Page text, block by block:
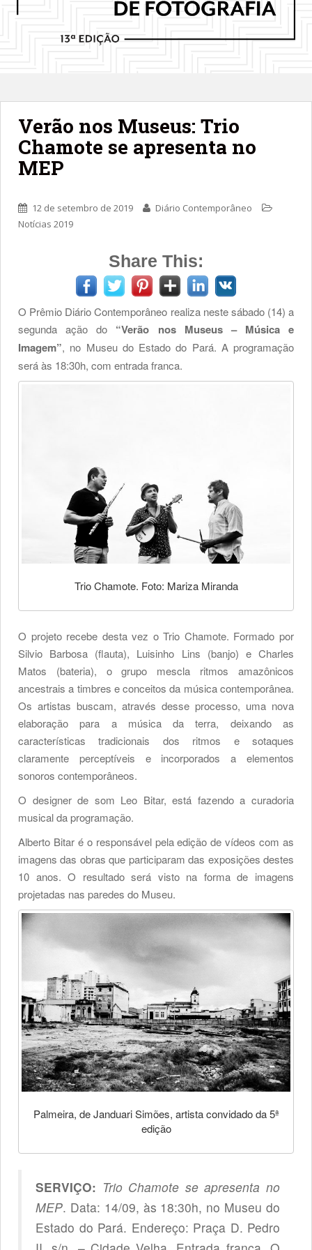
Verão nos Museus: Trio
Chamote se apresenta no
MEP
12 de setembro de 2019
Diário Contemporâneo
Notícias 2019
Share This:
O Prêmio Diário Contemporâneo realiza neste sábado (14) a
segunda ação do “Verão nos Museus – Música e
Imagem”, no Museu do Estado do Pará. A programação
será às 18:30h, com entrada franca.
Trio Chamote. Foto: Mariza Miranda
O projeto recebe desta vez o Trio Chamote. Formado por
Silvio Barbosa (flauta), Luisinho Lins (banjo) e Charles
Matos (bateria), o grupo mescla ritmos amazônicos
ancestrais a timbres e conceitos da música contemporânea.
Os artistas buscam, através desse processo, uma nova
elaboração para a música da terra, deixando as
características tradicionais dos ritmos e sotaques
claramente perceptíveis e incorporados a elementos
sonoros contemporâneos.
O designer de som Leo Bitar, está fazendo a curadoria
musical da programação.
Alberto Bitar é o responsável pela edição de vídeos com as
imagens das obras que participaram das exposições destes
10 anos. O resultado será visto na forma de imagens
projetadas nas paredes do Museu.
Palmeira, de Janduari Simões, artista convidado da 5ª
edição
SERVIÇO: Trio Chamote se apresenta no
MEP. Data: 14/09, às 18:30h, no Museu do
Estado do Pará. Endereço: Praça D. Pedro